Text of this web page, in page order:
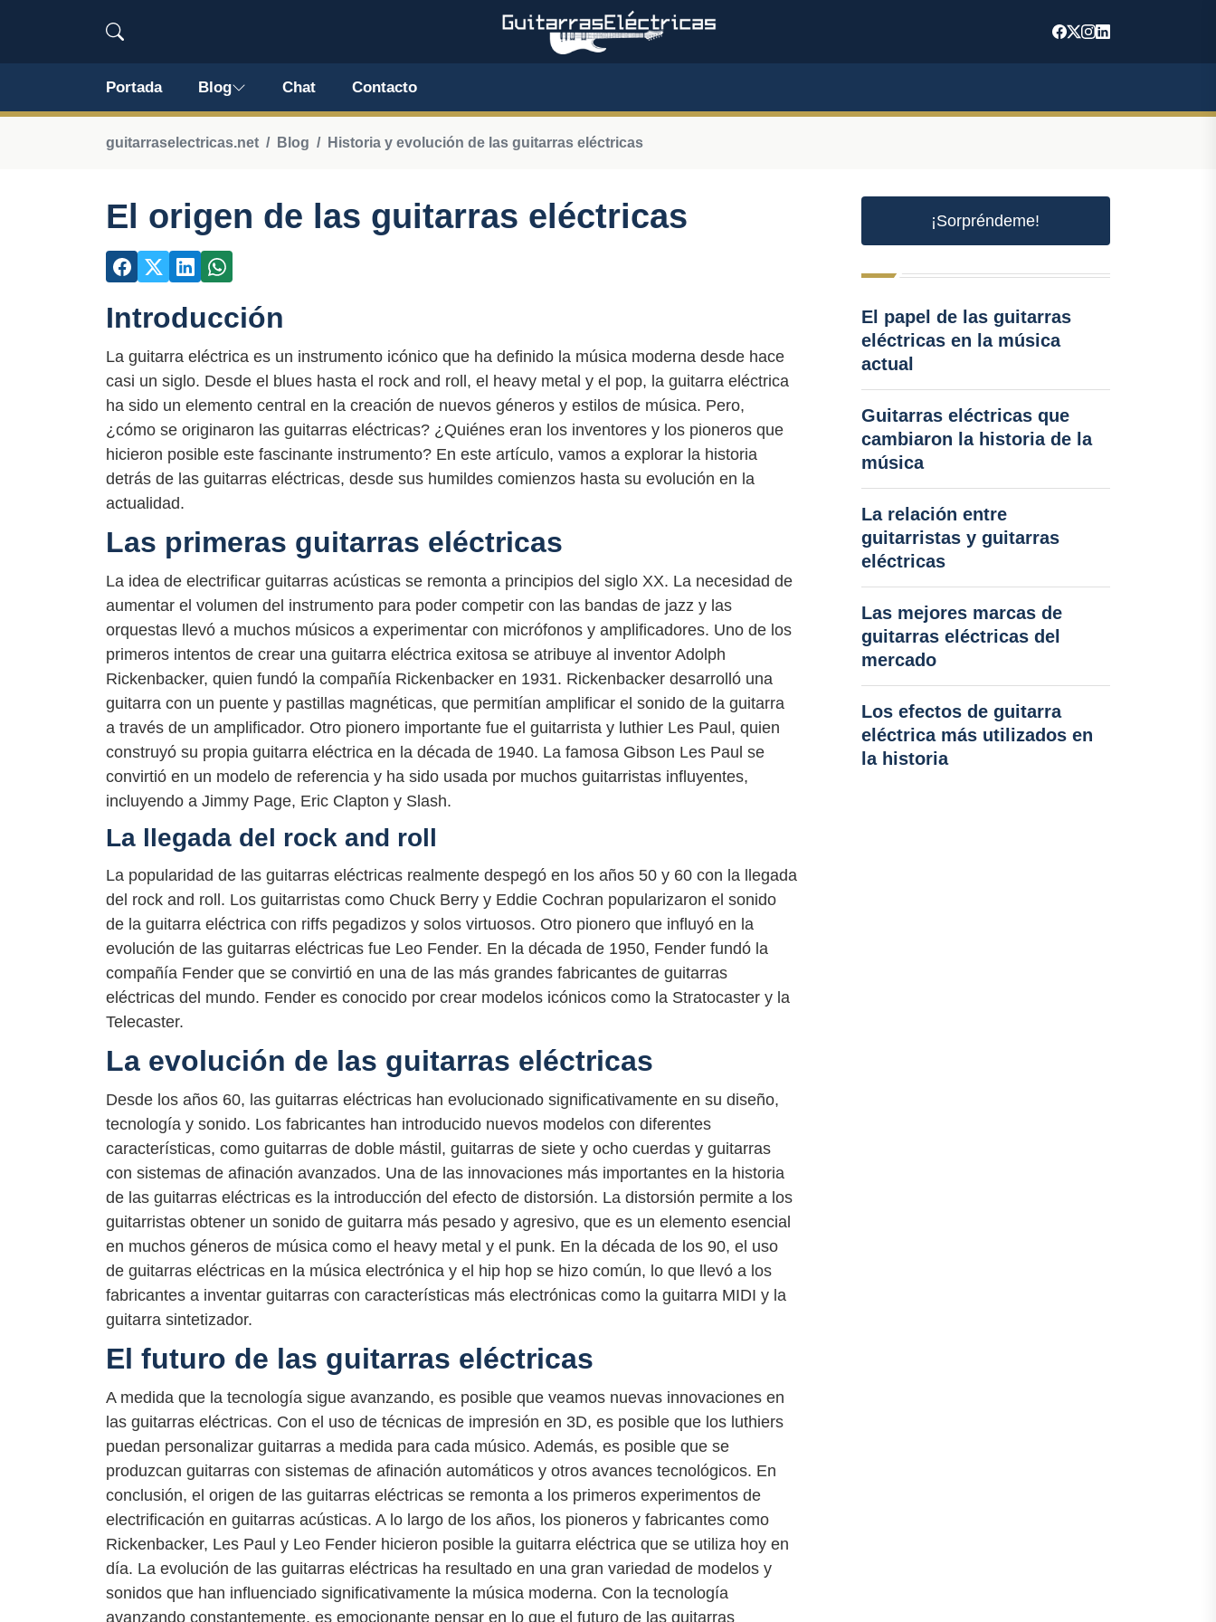
Portada Blog Chat Contacto
guitarraselectricas.net Blog Historia y evolución de las guitarras eléctricas
El origen de las guitarras eléctricas
Introducción
La guitarra eléctrica es un instrumento icónico que ha definido la música moderna desde hace
casi un siglo. Desde el blues hasta el rock and roll, el heavy metal y el pop, la guitarra eléctrica
ha sido un elemento central en la creación de nuevos géneros y estilos de música. Pero,
¿cómo se originaron las guitarras eléctricas? ¿Quiénes eran los inventores y los pioneros que
hicieron posible este fascinante instrumento? En este artículo, vamos a explorar la historia
detrás de las guitarras eléctricas, desde sus humildes comienzos hasta su evolución en la
actualidad.
Las primeras guitarras eléctricas
La idea de electrificar guitarras acústicas se remonta a principios del siglo XX. La necesidad de
aumentar el volumen del instrumento para poder competir con las bandas de jazz y las
orquestas llevó a muchos músicos a experimentar con micrófonos y amplificadores. Uno de los
primeros intentos de crear una guitarra eléctrica exitosa se atribuye al inventor Adolph
Rickenbacker, quien fundó la compañía Rickenbacker en 1931. Rickenbacker desarrolló una
guitarra con un puente y pastillas magnéticas, que permitían amplificar el sonido de la guitarra
a través de un amplificador. Otro pionero importante fue el guitarrista y luthier Les Paul, quien
construyó su propia guitarra eléctrica en la década de 1940. La famosa Gibson Les Paul se
convirtió en un modelo de referencia y ha sido usada por muchos guitarristas influyentes,
incluyendo a Jimmy Page, Eric Clapton y Slash.
La llegada del rock and roll
La popularidad de las guitarras eléctricas realmente despegó en los años 50 y 60 con la llegada
del rock and roll. Los guitarristas como Chuck Berry y Eddie Cochran popularizaron el sonido
de la guitarra eléctrica con riffs pegadizos y solos virtuosos. Otro pionero que influyó en la
evolución de las guitarras eléctricas fue Leo Fender. En la década de 1950, Fender fundó la
compañía Fender que se convirtió en una de las más grandes fabricantes de guitarras
eléctricas del mundo. Fender es conocido por crear modelos icónicos como la Stratocaster y la
Telecaster.
La evolución de las guitarras eléctricas
Desde los años 60, las guitarras eléctricas han evolucionado significativamente en su diseño,
tecnología y sonido. Los fabricantes han introducido nuevos modelos con diferentes
características, como guitarras de doble mástil, guitarras de siete y ocho cuerdas y guitarras
con sistemas de afinación avanzados. Una de las innovaciones más importantes en la historia
de las guitarras eléctricas es la introducción del efecto de distorsión. La distorsión permite a los
guitarristas obtener un sonido de guitarra más pesado y agresivo, que es un elemento esencial
en muchos géneros de música como el heavy metal y el punk. En la década de los 90, el uso
de guitarras eléctricas en la música electrónica y el hip hop se hizo común, lo que llevó a los
fabricantes a inventar guitarras con características más electrónicas como la guitarra MIDI y la
guitarra sintetizador.
El futuro de las guitarras eléctricas
A medida que la tecnología sigue avanzando, es posible que veamos nuevas innovaciones en
las guitarras eléctricas. Con el uso de técnicas de impresión en 3D, es posible que los luthiers
puedan personalizar guitarras a medida para cada músico. Además, es posible que se
produzcan guitarras con sistemas de afinación automáticos y otros avances tecnológicos. En
conclusión, el origen de las guitarras eléctricas se remonta a los primeros experimentos de
electrificación en guitarras acústicas. A lo largo de los años, los pioneros y fabricantes como
Rickenbacker, Les Paul y Leo Fender hicieron posible la guitarra eléctrica que se utiliza hoy en
día. La evolución de las guitarras eléctricas ha resultado en una gran variedad de modelos y
sonidos que han influenciado significativamente la música moderna. Con la tecnología
avanzando constantemente, es emocionante pensar en lo que el futuro de las guitarras
¡Sorpréndeme!
El papel de las guitarras
eléctricas en la música
actual
Guitarras eléctricas que
cambiaron la historia de la
música
La relación entre
guitarristas y guitarras
eléctricas
Las mejores marcas de
guitarras eléctricas del
mercado
Los efectos de guitarra
eléctrica más utilizados en
la historia